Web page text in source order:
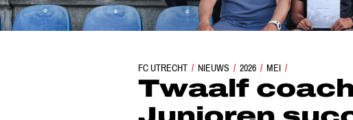
FC UTRECHT NIEUWS 2026 MEI
TWAALF COACHES RONDEN VC1 JUNIOREN
Twaalf